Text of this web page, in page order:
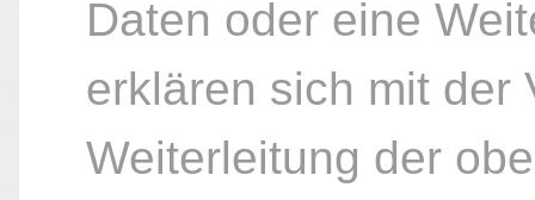
Daten oder eine
erklären sich mit der
Weiterleitung der